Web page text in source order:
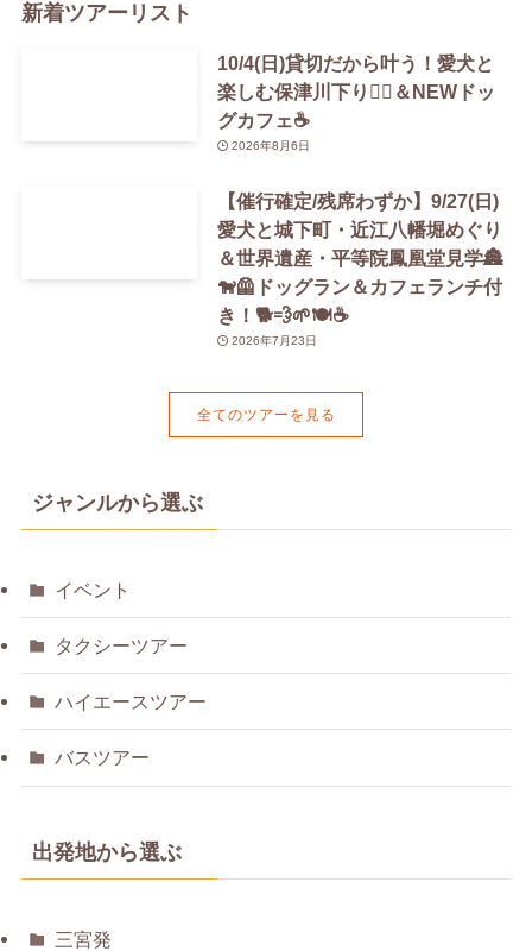
新着ツアーリスト
10/4(日)貸切だから叶う！愛犬と
楽しむ保津川下り🚣‍♀️＆NEWドッ
グカフェ☕️
2026年8月6日
【催行確定/残席わずか】9/27(日)
愛犬と城下町・近江八幡堀めぐり
＆世界遺産・平等院鳳凰堂見学🏯
🐕‍🦺ドッグラン＆カフェランチ付
き！🐕💨🌱🍽️☕️
2026年7月23日
全てのツアーを見る
ジャンルから選ぶ
イベント
タクシーツアー
ハイエースツアー
バスツアー
出発地から選ぶ
三宮発